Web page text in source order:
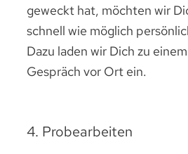
geweckt hat, möchten wir
schnell wie möglich
Dazu laden wir Dich zu
Gespräch vor Ort ein.
4. Probearbeiten